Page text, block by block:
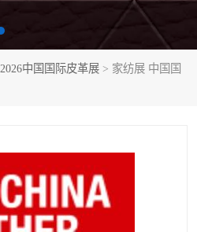
2026中国国际皮革展 > 家纺展 中国国